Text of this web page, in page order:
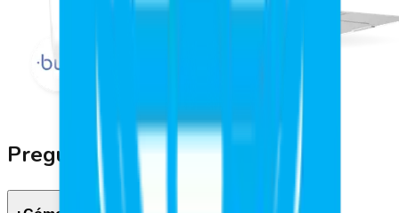
Preguntas Frecuentes